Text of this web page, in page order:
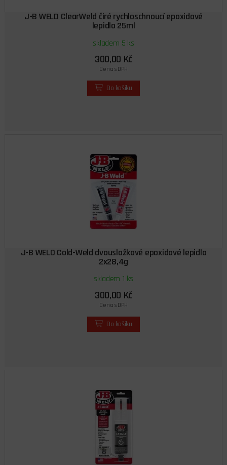
J-B WELD ClearWeld čiré rychloschnoucí epoxidové
lepidlo 25ml
skladem 5 ks
300,00 Kč
Cena s DPH
Do košíku
J-B WELD Cold-Weld dvousložkové epoxidové lepidlo
2x28,4g
skladem 1 ks
300,00 Kč
Cena s DPH
Do košíku